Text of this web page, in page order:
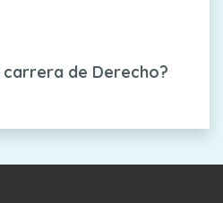
carrera de Derecho?